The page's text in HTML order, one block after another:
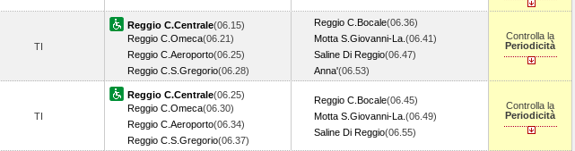
TI
Reggio C.Centrale(06.15)
Reggio C.Omeca(06.21)
Reggio C.Aeroporto(06.25)
Reggio C.S.Gregorio(06.28)
Reggio C.Bocale(06.36)
Motta S.Giovanni-La. (06.41)
Saline Di Reggio(06.47)
Anna'(06.53)
Controlla la
Periodicità
TI
Reggio C.Centrale(06.25)
Reggio C.Omeca(06.30)
Reggio C.Aeroporto(06.34)
Reggio C.S.Gregorio(06.37)
Reggio C.Bocale(06.45)
Motta S.Giovanni-La. (06.49)
Saline Di Reggio(06.55)
Controlla la
Periodicità